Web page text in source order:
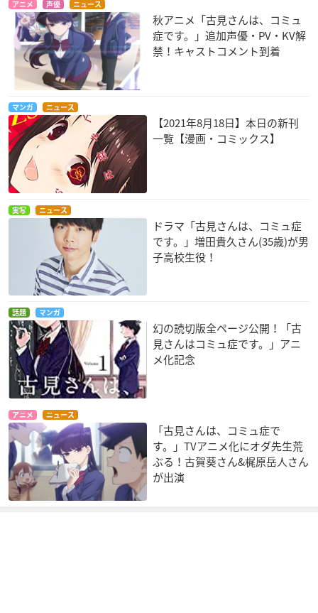
アニメ 声優 ニュース
秋アニメ「古見さんは、コミュ
症です。」追加声優・PV・KV解
禁！キャストコメント到着
マンガ ニュース
【2021年8月18日】本日の新刊
一覧【漫画・コミックス】
実写 ニュース
ドラマ「古見さんは、コミュ症
です。」増田貴久さん(35歳)が男
子高校生役！
話題 マンガ
幻の読切版全ページ公開！「古
見さんはコミュ症です。」アニ
メ化記念
アニメ ニュース
「古見さんは、コミュ症で
す。」TVアニメ化にオダ先生荒
ぶる！古賀葵さん&梶原岳人さん
が出演